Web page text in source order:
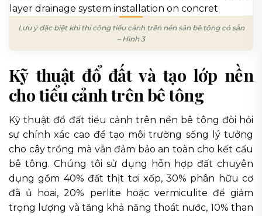
Lưu ý đặc biệt khi thi công tiểu cảnh trên nền sân bê tông có sẵn
– Hình 3
Kỹ thuật đổ đất và tạo lớp nền
cho tiểu cảnh trên bê tông
Kỹ thuật đổ đất tiểu cảnh trên nền bê tông đòi hỏi
sự chính xác cao để tạo môi trường sống lý tưởng
cho cây trồng mà vẫn đảm bảo an toàn cho kết cấu
bê tông. Chúng tôi sử dụng hỗn hợp đất chuyên
dụng gồm 40% đất thịt tơi xốp, 30% phân hữu cơ
đã ủ hoai, 20% perlite hoặc vermiculite để giảm
trọng lượng và tăng khả năng thoát nước, 10% than